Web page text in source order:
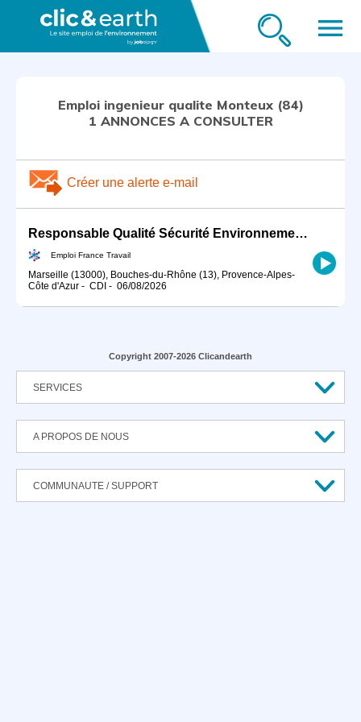
menu
Emploi ingenieur qualite Monteux (84)
1 ANNONCES A CONSULTER
Créer une alerte e-mail
Responsable Qualité Sécurité Environnement -QSE- en industrie (H/F)
Emploi France Travail
Marseille (13000), Bouches-du-Rhône (13), Provence-Alpes-
Côte d'Azur - CDI - 06/08/2026
Copyright 2007-2026 Clicandearth
SERVICES
A PROPOS DE NOUS
COMMUNAUTE / SUPPORT